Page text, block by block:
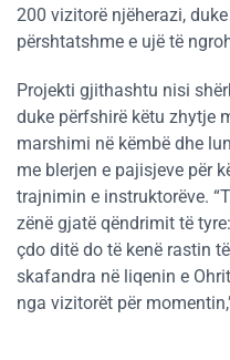
200 vizitorë njëherazi,
përshtatshme e ujë të
Projekti gjithashtu nisi
duke përfshirë këtu zhytje
marshimi në këmbë dhe
me blerjen e pajisjeve për
trajnimin e instruktorëve.
zënë gjatë qëndrimit të
çdo ditë do të kenë rastin
skafandra në liqenin e
nga vizitorët për